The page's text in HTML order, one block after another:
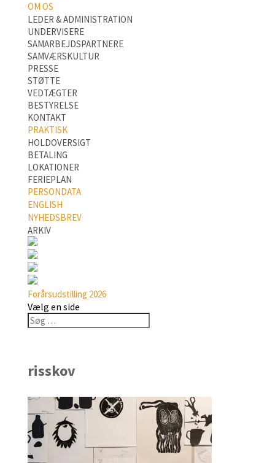
OM OS
LEDER & ADMINISTRATION
UNDERVISERE
SAMARBEJDSPARTNERE
SAMVÆRSKULTUR
PRESSE
STØTTE
VEDTÆGTER
BESTYRELSE
KONTAKT
PRAKTISK
HOLDOVERSIGT
BETALING
LOKATIONER
FERIEPLAN
PERSONDATA
ENGLISH
NYHEDSBREV
ARKIV
Forårsudstilling 2026
Vælg en side
risskov